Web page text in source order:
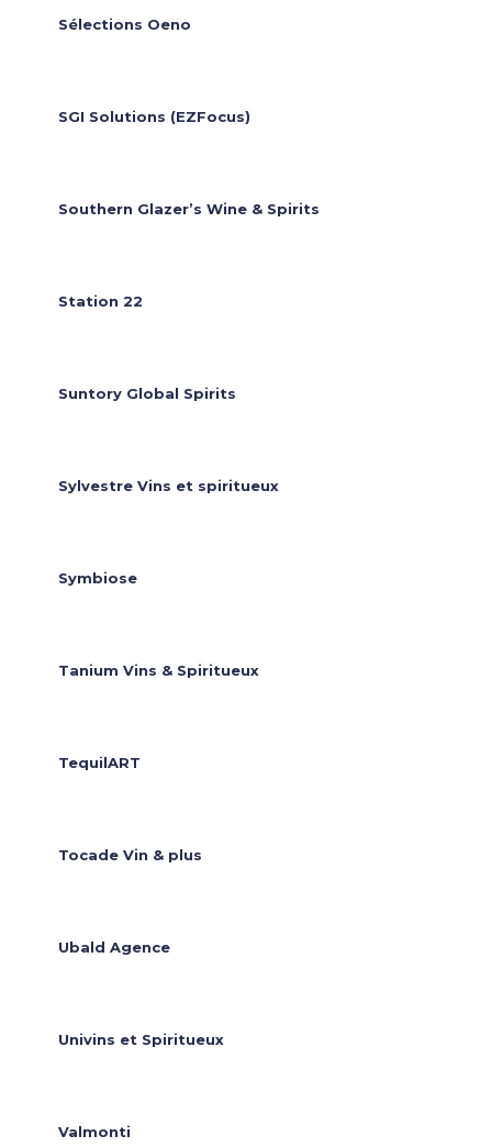
Sélections Oeno
SGI Solutions (EZFocus)
Southern Glazer’s Wine & Spirits
Station 22
Suntory Global Spirits
Sylvestre Vins et spiritueux
Symbiose
Tanium Vins & Spiritueux
TequilART
Tocade Vin & plus
Ubald Agence
Univins et Spiritueux
Valmonti